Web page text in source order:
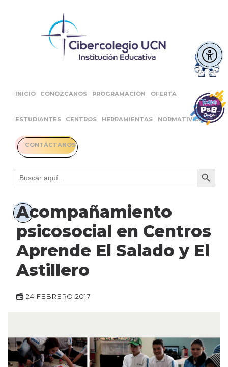
INICIO CONÓZCANOS PROGRAMACIÓN OFERTA
ESTUDIANTES CENTROS HERRAMIENTAS NORMATIVIDAD
CONTÁCTANOS
Buscar: Botón
Acompañamiento
psicosocial en Centros
Aprende El Salado y El
Astillero
24 FEBRERO 2017